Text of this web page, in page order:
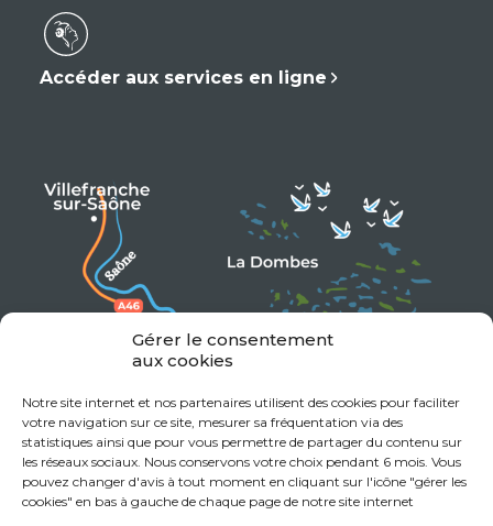
Gérer le consentement
aux cookies
Notre site internet et nos partenaires utilisent des cookies pour faciliter
votre navigation sur ce site, mesurer sa fréquentation via des
statistiques ainsi que pour vous permettre de partager du contenu sur
les réseaux sociaux. Nous conservons votre choix pendant 6 mois. Vous
pouvez changer d'avis à tout moment en cliquant sur l'icône "gérer les
cookies" en bas à gauche de chaque page de notre site internet
Accéder aux services en ligne